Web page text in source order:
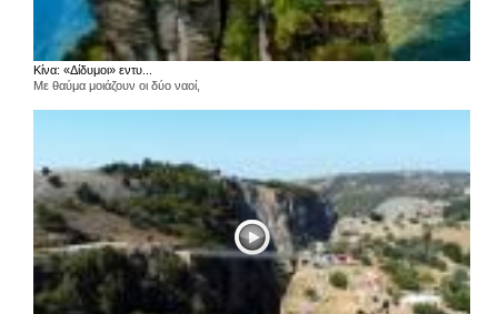
Κίνα: «Δίδυμοι» εντυ...
Με θαύμα μοιάζουν οι δύο ναοί,